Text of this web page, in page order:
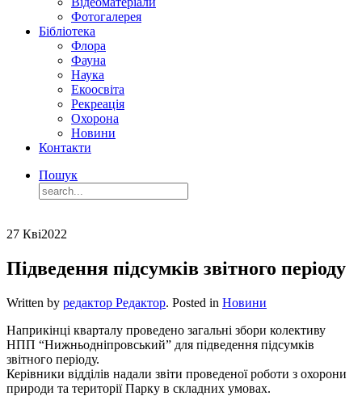
Фотогалерея
Бібліотека
Флора
Фауна
Наука
Екоосвіта
Рекреація
Охорона
Новини
Контакти
Пошук
27 Кві2022
Підведення підсумків звітного періоду
Written by редактор Редактор. Posted in Новини
Наприкінці кварталу проведено загальні збори колективу
НПП “Нижньодніпровський” для підведення підсумків
звітного періоду.
Керівники відділів надали звіти проведеної роботи з охорони
природи та території Парку в складних умовах.